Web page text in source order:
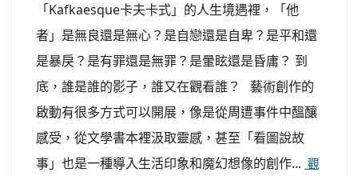
「Kafkaesque卡夫卡式」的人生境遇裡，「他
者」是無良還是無心？是自戀還是自卑？是平和還
是暴戾？是有罪還是無罪？是暈眩還是昏庸？ 到
底，誰是誰的影子，誰又在觀看誰？ 藝術創作的
啟動有很多方式可以開展，像是從周遭事件中醞釀
感受，從文學書本裡汲取靈感，甚至「看圖說故
事」也是一種導入生活印象和魔幻想像的創作... 觀